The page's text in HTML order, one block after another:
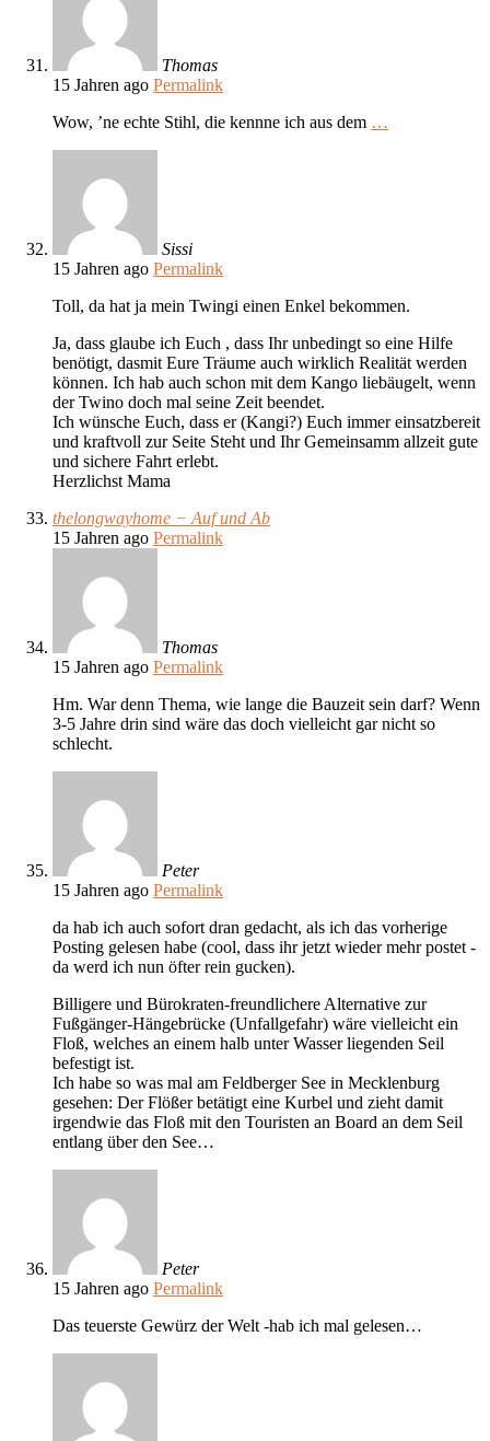
Thomas
15 Jahren ago Permalink
Wow, ’ne echte Stihl, die kennne ich aus dem …
Sissi
15 Jahren ago Permalink
Toll, da hat ja mein Twingi einen Enkel bekommen.
Ja, dass glaube ich Euch , dass Ihr unbedingt so eine Hilfe
benötigt, dasmit Eure Träume auch wirklich Realität werden
können. Ich hab auch schon mit dem Kango liebäugelt, wenn
der Twino doch mal seine Zeit beendet.
Ich wünsche Euch, dass er (Kangi?) Euch immer einsatzbereit
und kraftvoll zur Seite Steht und Ihr Gemeinsamm allzeit gute
und sichere Fahrt erlebt.
Herzlichst Mama
thelongwayhome − Auf und Ab
15 Jahren ago Permalink
Thomas
15 Jahren ago Permalink
Hm. War denn Thema, wie lange die Bauzeit sein darf? Wenn
3-5 Jahre drin sind wäre das doch vielleicht gar nicht so
schlecht.
Peter
15 Jahren ago Permalink
da hab ich auch sofort dran gedacht, als ich das vorherige
Posting gelesen habe (cool, dass ihr jetzt wieder mehr postet -
da werd ich nun öfter rein gucken).
Billigere und Bürokraten-freundlichere Alternative zur
Fußgänger-Hängebrücke (Unfallgefahr) wäre vielleicht ein
Floß, welches an einem halb unter Wasser liegenden Seil
befestigt ist.
Ich habe so was mal am Feldberger See in Mecklenburg
gesehen: Der Flößer betätigt eine Kurbel und zieht damit
irgendwie das Floß mit den Touristen an Board an dem Seil
entlang über den See…
Peter
15 Jahren ago Permalink
Das teuerste Gewürz der Welt -hab ich mal gelesen…